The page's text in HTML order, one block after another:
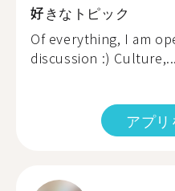
好きなトピック
Of everything, I am
discussion :) Culture,...
アプ